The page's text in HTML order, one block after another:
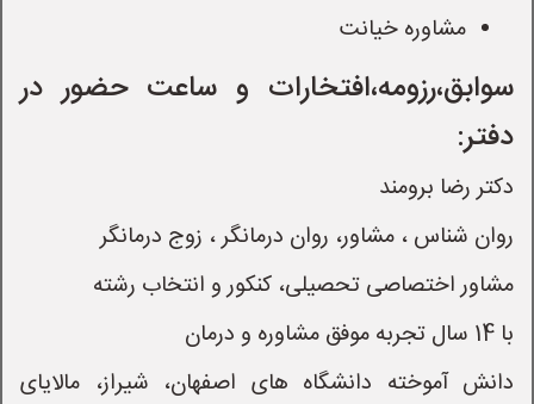
مشاوره خیانت
سوابق،رزومه،افتخارات و ساعت حضور در
دفتر: